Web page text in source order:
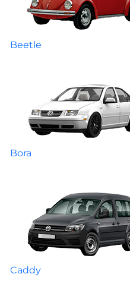
Beetle
Bora
Caddy